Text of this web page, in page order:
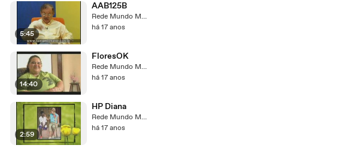
5:45
AAB125B
Rede Mundo Maior
há 17 anos
14:40
FloresOK
Rede Mundo Maior
há 17 anos
2:59
HP Diana
Rede Mundo Maior
há 17 anos